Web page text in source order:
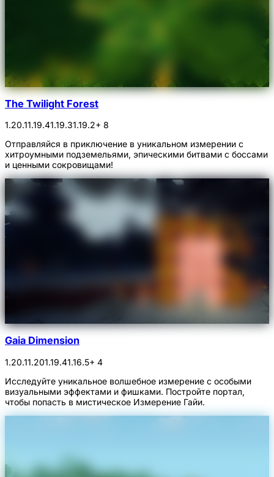
The Twilight Forest
1.20.11.19.41.19.31.19.2+ 8
Отправляйся в приключение в уникальном измерении с
хитроумными подземельями, эпическими битвами с боссами
и ценными сокровищами!
Gaia Dimension
1.20.11.201.19.41.16.5+ 4
Исследуйте уникальное волшебное измерение с особыми
визуальными эффектами и фишками. Постройте портал,
чтобы попасть в мистическое Измерение Гайи.